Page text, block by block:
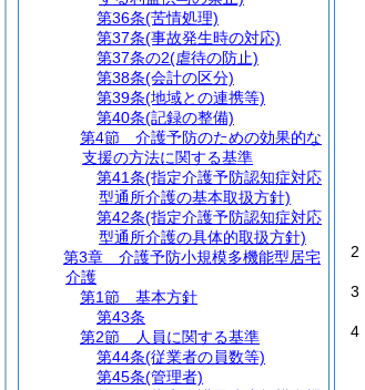
2
3
4
第36条(苦情処理)
第37条(事故発生時の対応)
第37条の2(虐待の防止)
第38条(会計の区分)
第39条(地域との連携等)
第40条(記録の整備)
第4節
介護予防のための効果的な
支援の方法に関する基準
第41条(指定介護予防認知症対応
型通所介護の基本取扱方針)
第42条(指定介護予防認知症対応
型通所介護の具体的取扱方針)
第3章
介護予防小規模多機能型居宅
介護
第1節
基本方針
第43条
第2節
人員に関する基準
第44条(従業者の員数等)
第45条(管理者)